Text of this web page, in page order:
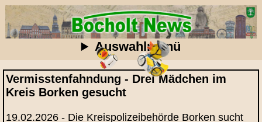
Auswahlmenü
Vermisstenfahndung - Drei Mädchen im
Kreis Borken gesucht
19.02.2026 - Die Kreispolizeibehörde Borken sucht